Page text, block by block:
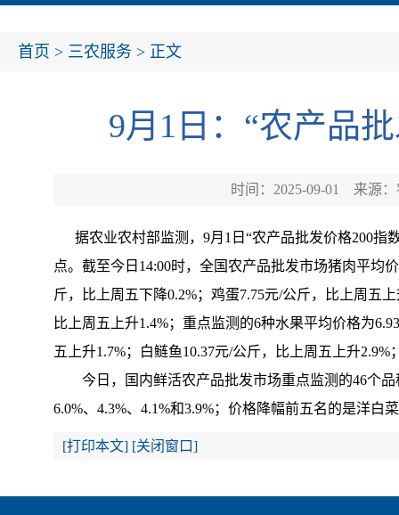
首页 > 三农服务 > 正文
9月1日：“农产品
时间：2025-09-01 来源
据农业农村部监测，9月1日“农产品批发价格200指
点。截至今日14:00时，全国农产品批发市场猪肉平均
斤，比上周五下降0.2%；鸡蛋7.75元/公斤，比上周五
比上周五上升1.4%；重点监测的6种水果平均价格为
五上升1.7%；白鲢鱼10.37元/公斤，比上周五上升
今日，国内鲜活农产品批发市场重点监测的46个品
6.0%、4.3%、4.1%和3.9%；价格降幅前五名的是洋白
[打印本文] [关闭窗口]